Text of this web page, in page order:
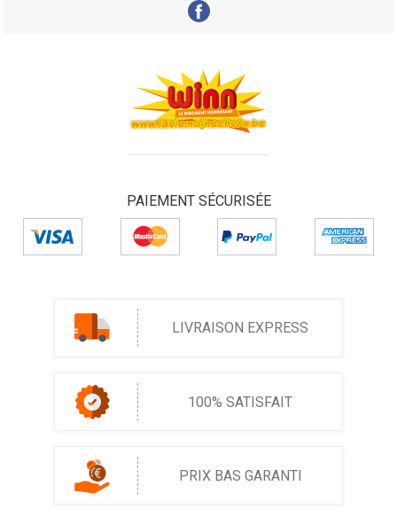
PAIEMENT SÉCURISÉE
LIVRAISON EXPRESS
100% SATISFAIT
PRIX BAS GARANTI